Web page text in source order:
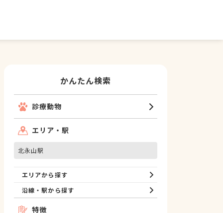
かんたん検索
診療動物
エリア・駅
北永山駅
エリアから探す
沿線・駅から探す
特徴